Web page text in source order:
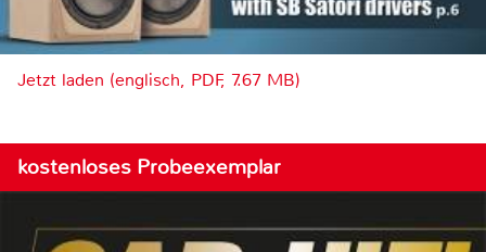
Jetzt laden (englisch, PDF, 7.67 MB)
kostenloses Probeexemplar